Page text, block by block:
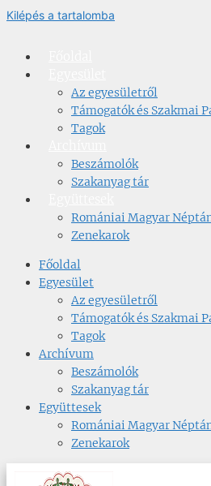
Kilépés a tartalomba
Az egyesületről
Támogatók és Szakmai
Tagok
Beszámolók
Szakanyag tár
Romániai Magyar
Zenekarok
Főoldal
Egyesület
Az egyesületről
Támogatók és Szakmai
Tagok
Archívum
Beszámolók
Szakanyag tár
Együttesek
Romániai Magyar
Zenekarok